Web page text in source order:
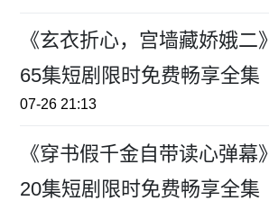
《玄衣折心，宫墙藏娇娥二》
65集短剧限时免费畅享全集
07-26 21:13
《穿书假千金自带读心弹幕》
20集短剧限时免费畅享全集